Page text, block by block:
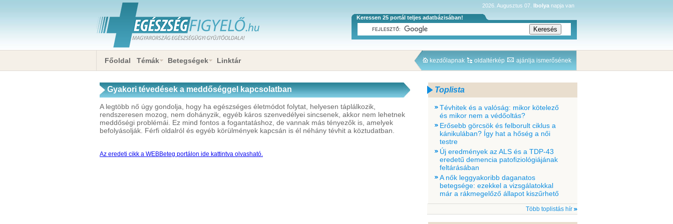
2026. Augusztus 07. Ibolya napja van
Keressen 25 portál teljes adatbázisában!
Főoldal Témák Betegségek Linktár kezdőlapnak oldaltérkép ajánlja ismerősének
Gyakori tévedések a meddőséggel kapcsolatban
A legtöbb nő úgy gondolja, hogy ha egészséges életmódot folytat, helyesen táplálkozik,
rendszeresen mozog, nem dohányzik, egyéb káros szenvedélyei sincsenek, akkor nem lehetnek
meddőségi problémái. Ez mind fontos a fogantatáshoz, de vannak más tényezők is, amelyek
befolyásolják. Férfi oldalról és egyéb körülmények kapcsán is él néhány tévhit a köztudatban.
Az eredeti cikk a WEBBeteg portálon ide kattintva olvasható.
Toplista
Tévhitek és a valóság: mikor kötelező
és mikor nem a védőoltás?
Erősebb görcsök és felborult ciklus a
kánikulában? Így hat a hőség a női
testre
Új eredmények az ALS és a TDP-43
eredetű demencia patofiziológiájának
feltárásában
A nők leggyakoribb daganatos
betegsége: ezekkel a vizsgálatokkal
már a rákmegelőző állapot kiszűrhető
Több toplistás hír